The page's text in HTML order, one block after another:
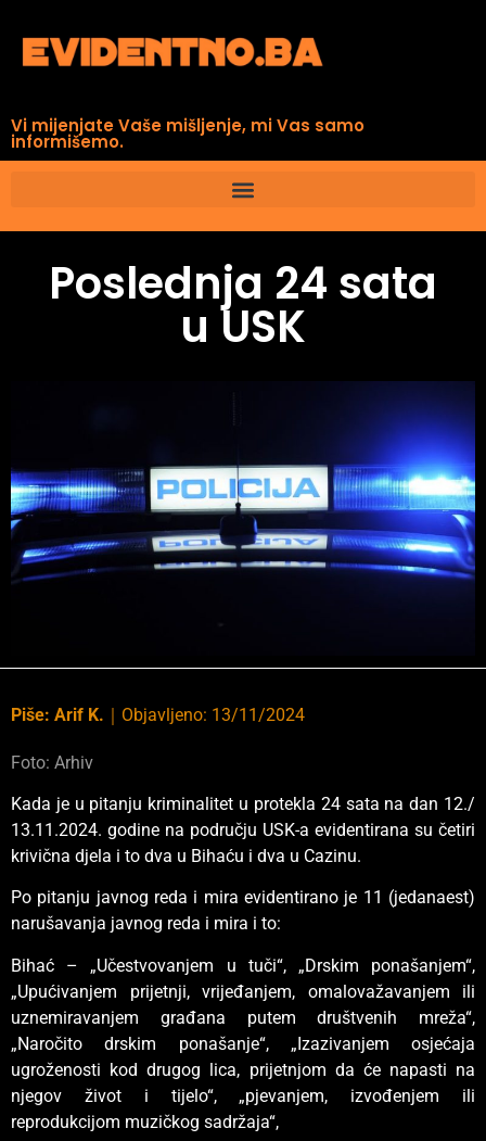
Vi mijenjate Vaše mišljenje, mi Vas samo
informišemo.
Poslednja 24 sata
u USK
Piše: Arif K. ｜ Objavljeno: 13/11/2024
Foto: Arhiv
Kada je u pitanju kriminalitet u protekla 24 sata na dan 12./
13.11.2024. godine na području USK-a evidentirana su četiri
krivična djela i to dva u Bihaću i dva u Cazinu.
Po pitanju javnog reda i mira evidentirano je 11 (jedanaest)
narušavanja javnog reda i mira i to:
Bihać – „Učestvovanjem u tuči“, „Drskim ponašanjem“,
„Upućivanjem prijetnji, vrijeđanjem, omalovažavanjem ili
uznemiravanjem građana putem društvenih mreža“,
„Naročito drskim ponašanje“, „Izazivanjem osjećaja
ugroženosti kod drugog lica, prijetnjom da će napasti na
njegov život i tijelo“, „pjevanjem, izvođenjem ili
reprodukcijom muzičkog sadržaja“,